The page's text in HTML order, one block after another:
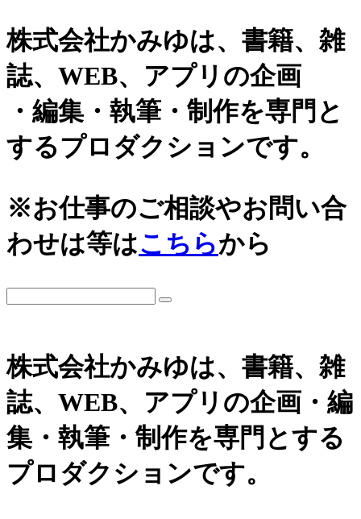
株式会社かみゆは、書籍、雑
誌、WEB、アプリの企画
・編集・執筆・制作を専門と
するプロダクションです。
※お仕事のご相談やお問い合
わせは等はこちらから
株式会社かみゆは、書籍、雑
誌、WEB、アプリの企画・編
集・執筆・制作を専門とする
プロダクションです。